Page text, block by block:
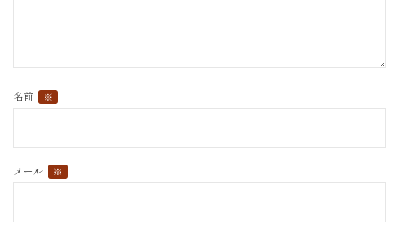
名前 ※
メール ※